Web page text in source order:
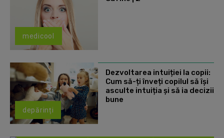
medicool
depărinți
Dezvoltarea intuiției la copii:
Cum să-ți înveți copilul să își
asculte intuiția și să ia decizii
bune